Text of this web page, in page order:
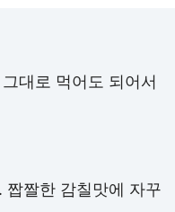
대로 먹어도 되어서
짭짤한 감칠맛에 자꾸